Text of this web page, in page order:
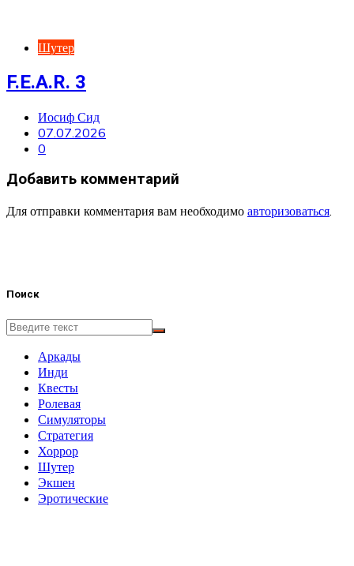
Шутер
F.E.A.R. 3
Иосиф Сид
07.07.2026
0
Добавить комментарий
Для отправки комментария вам необходимо авторизоваться.
Поиск
Аркады
Инди
Квесты
Ролевая
Симуляторы
Стратегия
Хоррор
Шутер
Экшен
Эротические